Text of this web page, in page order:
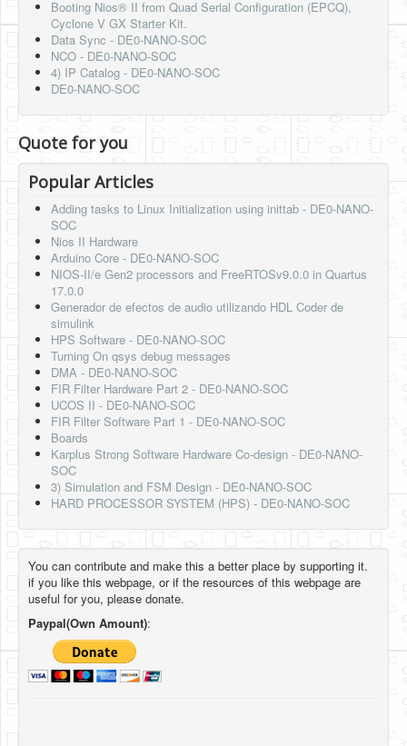
Booting Nios® II from Quad Serial Configuration (EPCQ),
Cyclone V GX Starter Kit.
Data Sync - DE0-NANO-SOC
NCO - DE0-NANO-SOC
4) IP Catalog - DE0-NANO-SOC
DE0-NANO-SOC
Quote for you
Popular Articles
Adding tasks to Linux Initialization using inittab - DE0-NANO-
SOC
Nios II Hardware
Arduino Core - DE0-NANO-SOC
NIOS-II/e Gen2 processors and FreeRTOSv9.0.0 in Quartus
17.0.0
Generador de efectos de audio utilizando HDL Coder de
simulink
HPS Software - DE0-NANO-SOC
Turning On qsys debug messages
DMA - DE0-NANO-SOC
FIR Filter Hardware Part 2 - DE0-NANO-SOC
UCOS II - DE0-NANO-SOC
FIR Filter Software Part 1 - DE0-NANO-SOC
Boards
Karplus Strong Software Hardware Co-design - DE0-NANO-
SOC
3) Simulation and FSM Design - DE0-NANO-SOC
HARD PROCESSOR SYSTEM (HPS) - DE0-NANO-SOC
You can contribute and make this a better place by supporting it.
if you like this webpage, or if the resources of this webpage are
useful for you, please donate.
Paypal(Own Amount):